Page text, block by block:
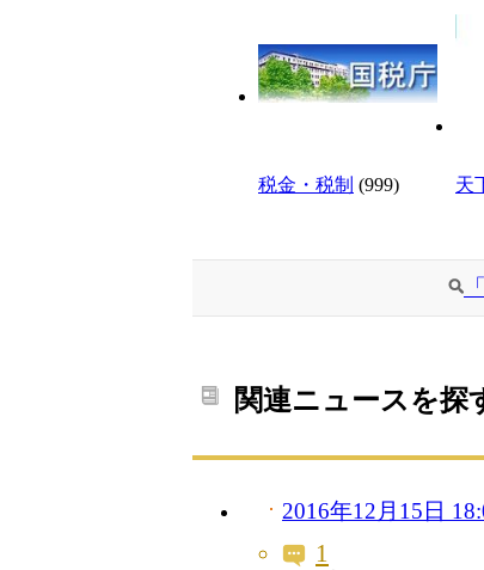
税金・税制 (999) 天
関連ニュースを探
2016年12月15日
1